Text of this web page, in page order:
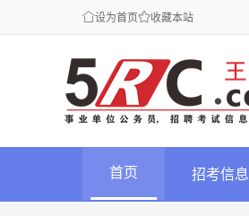
设为首页 收藏本站
首页 招考信息